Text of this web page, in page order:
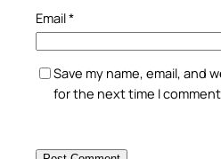
Email*
Save my name, email, and
for the next time I